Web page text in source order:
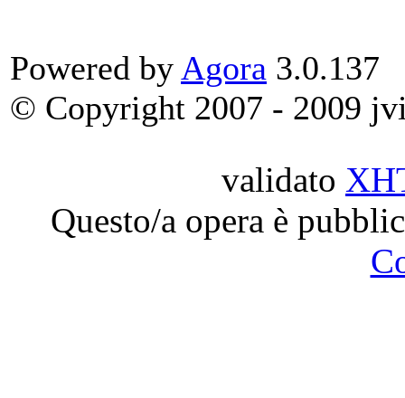
Powered by Agora 3.0.137
© Copyright 2007 - 2009
validato
Questo/a opera è